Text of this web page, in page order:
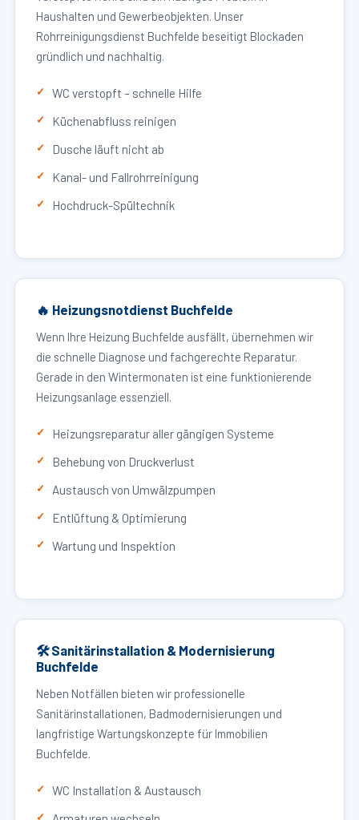
Haushalten und Gewerbeobjekten. Unser
Rohrreinigungsdienst Buchfelde beseitigt Blockaden
gründlich und nachhaltig.
WC verstopft – schnelle Hilfe
Küchenabfluss reinigen
Dusche läuft nicht ab
Kanal- und Fallrohrreinigung
Hochdruck-Spültechnik
🔥 Heizungsnotdienst Buchfelde
Wenn Ihre Heizung Buchfelde ausfällt, übernehmen wir
die schnelle Diagnose und fachgerechte Reparatur.
Gerade in den Wintermonaten ist eine funktionierende
Heizungsanlage essenziell.
Heizungsreparatur aller gängigen Systeme
Behebung von Druckverlust
Austausch von Umwälzpumpen
Entlüftung & Optimierung
Wartung und Inspektion
🛠 Sanitärinstallation & Modernisierung
Buchfelde
Neben Notfällen bieten wir professionelle
Sanitärinstallationen, Badmodernisierungen und
langfristige Wartungskonzepte für Immobilien
Buchfelde.
WC Installation & Austausch